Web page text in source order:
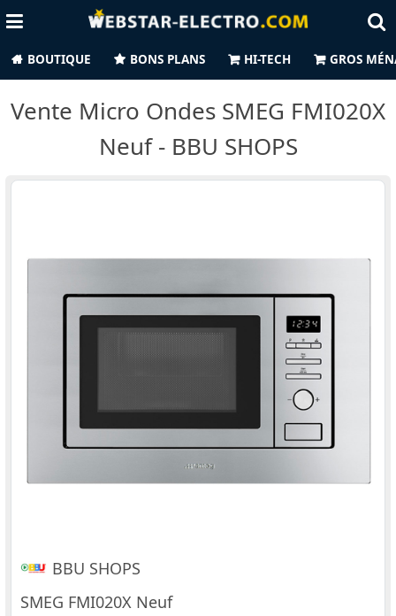
BOUTIQUE BONS PLANS HI-TECH GROS
Vente Micro Ondes SMEG FMI020X
Neuf - BBU SHOPS
BBU SHOPS
SMEG FMI020X Neuf